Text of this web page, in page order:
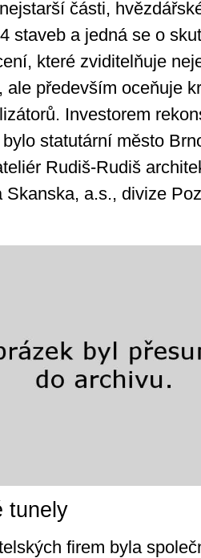
části,
staveb a jedná se o
které zviditelňuje
ale především oceňuje
Investorem
statutární město
Rudiš-Rudiš
Skanska, a.s., divize
tunely
firem byla